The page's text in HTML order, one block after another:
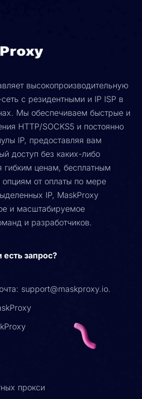
высокопроизводительную
с резидентными и IP ISP в
Мы обеспечиваем быстрые и
HTTP/SOCKS5 и постоянно
IP, предоставляя вам
доступ без каких-либо
гибким ценам, бесплатным
от оплаты по мере
IP, MaskProxy
и масштабируемое
и разработчиков.
запрос?
support@maskproxy.io.
прокси